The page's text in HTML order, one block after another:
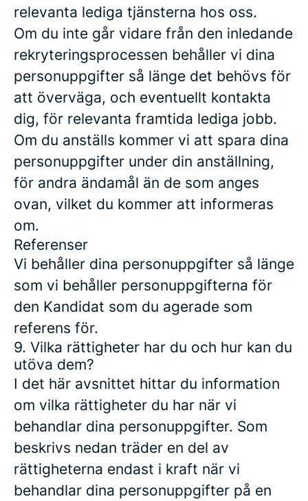
relevanta lediga tjänsterna hos oss.
Om du inte går vidare från den inledande
rekryteringsprocessen behåller vi dina
personuppgifter så länge det behövs för
att överväga, och eventuellt kontakta
dig, för relevanta framtida lediga jobb.
Om du anställs kommer vi att spara dina
personuppgifter under din anställning,
för andra ändamål än de som anges
ovan, vilket du kommer att informeras
om.
Referenser
Vi behåller dina personuppgifter så länge
som vi behåller personuppgifterna för
den Kandidat som du agerade som
referens för.
9. Vilka rättigheter har du och hur kan du
utöva dem?
I det här avsnittet hittar du information
om vilka rättigheter du har när vi
behandlar dina personuppgifter. Som
beskrivs nedan träder en del av
rättigheterna endast i kraft när vi
behandlar dina personuppgifter på en